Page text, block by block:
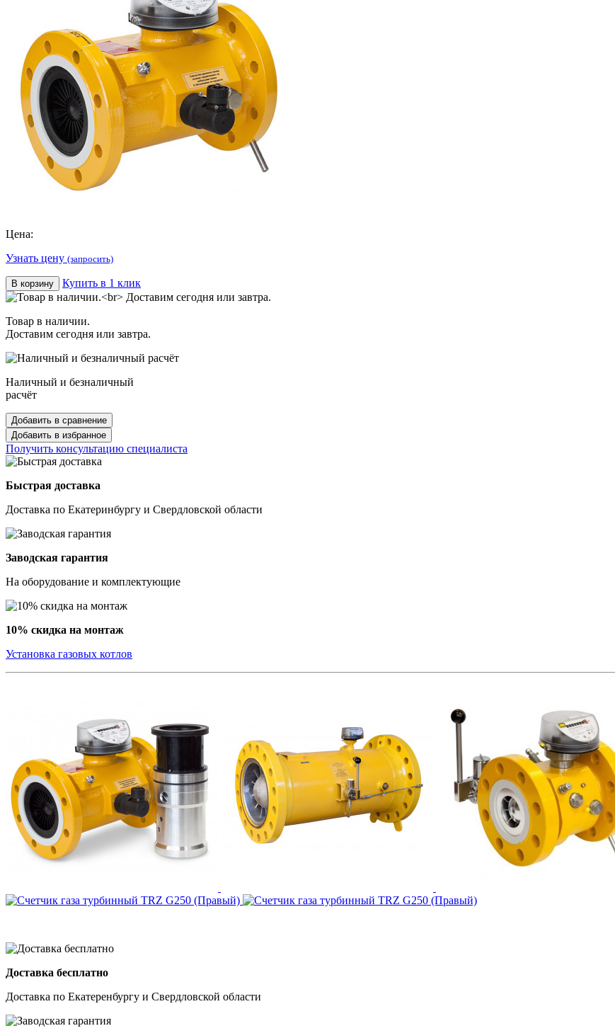
Цена:
Узнать цену (запросить)
В корзину Купить в 1 клик
Товар в наличии.
Доставим сегодня или завтра.
Наличный и безналичный
расчёт
Добавить в сравнение
Добавить в избранное
Получить консультацию специалиста
Быстрая доставка
Доставка по Екатеринбургу и Свердловской области
Заводская гарантия
На оборудование и комплектующие
10% скидка на монтаж
Установка газовых котлов
Доставка бесплатно
Доставка по Екатеренбургу и Свердловской области